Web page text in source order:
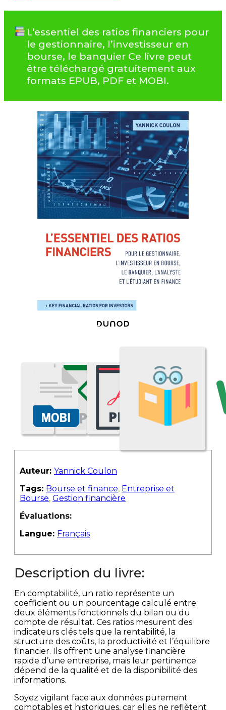
L’essentiel des ratios financiers pour
le gestionnaire, l’investisseur en
bourse, le banquier Ce livre peut
être téléchargé gratuitement aux
formats EPUB, PDF et MOBI.
Auteur: Yannick Coulon
Tags: Bourse et finance, Entreprise et
Bourse, Gestion financière
Évaluations:
Langue: Français
Description du livre:
En comptabilité, un ratio représente un
coefficient ou un pourcentage calculé entre
deux éléments fonctionnels du bilan ou du
compte de résultat. Ces ratios mesurent des
indicateurs clés tels que la rentabilité, la
structure des coûts, la productivité et l’équilibre
financier. Ils offrent une analyse financière
rapide d’une entreprise, mais leur pertinence
dépend de la qualité et de la disponibilité des
informations.
Soyez vigilant face aux données purement
comptables et historiques, car elles ne reflètent